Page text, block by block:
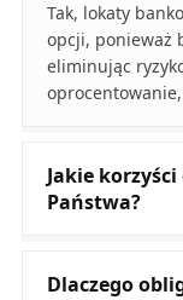
Tak, lokaty
opcji, ponieważ
eliminując
Jakie
Państwa?
Dlaczego